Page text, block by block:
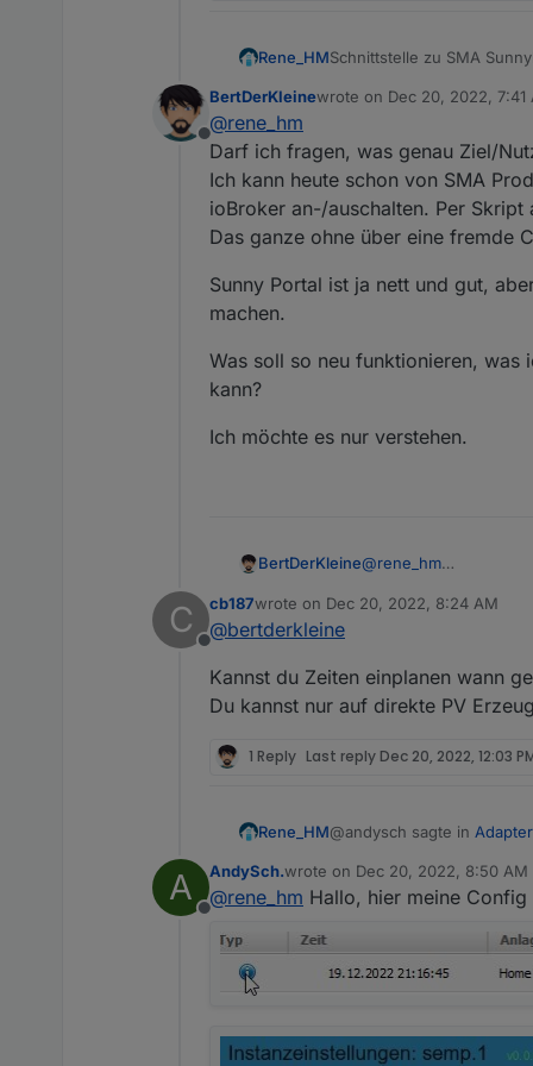
Rene_HMSchnittstelle zu SMA
Fügt eure Geräte von
werden. Bei
Sonnenenergie wieder
SunnyPortal / SHM
das SunnyPortal
Schätzwerte sind
Der Adapter ist soweit,
Geräte von ioBroker
SunnyPortal diese
1.2.0 seit 29.05.2023
stable:
Offline
BertDerKleinewrote on Dec 20, 2022, 7:41
last edited by
@rene_hm
Darf ich fragen, was genau Ziel/
Ich kann heute schon von SMA
ioBroker an-/auschalten. Per
Das ganze ohne über eine fremde
Sunny Portal ist ja nett und gut,
machen.
Was soll so neu funktionieren, was
kann?
Ich möchte es nur verstehen.
BertDerKleine@rene_hm
Ich kann heute schon
Sunny Portal ist ja
kann?
Ich möchte es nur
C
Offline
cb187wrote on Dec 20, 2022, 8:24 AM
last edited by
@bertderkleine
Kannst du Zeiten einplanen wann
Du kannst nur auf direkte PV
1 Reply Last reply Dec 20, 2022, 12:03
Rene_HM@andysch sagte in
Die ID habe ich manuell
Hast du die logs im Portal
A
Offline
AndySch.wrote on Dec 20, 2022, 8:50 AM
last edited by
@rene_hm Hallo, hier meine